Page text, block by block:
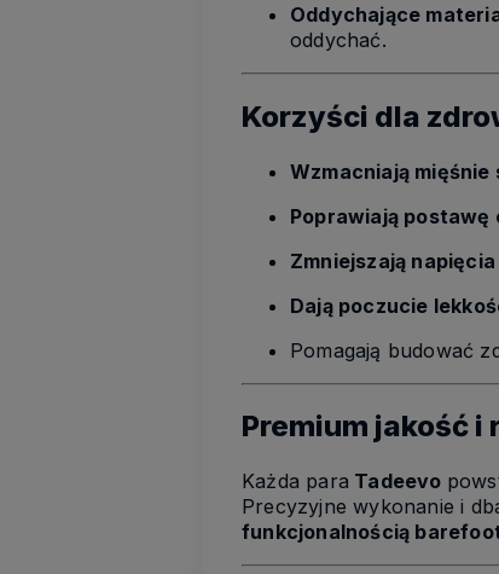
Oddychające
oddychać.
Korzyści dla
Wzmacniają mięśnie
Poprawiają postawę
Zmniejszają
Dają poczucie
Pomagają budować
Premium jakość i
Każda para Tadeevo
Precyzyjne wykonanie i
funkcjonalnością